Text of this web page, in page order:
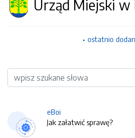
Urząd Miejski w
ostatnio
Wyszukiwarka
eBoi
Jak załatwić sprawę?